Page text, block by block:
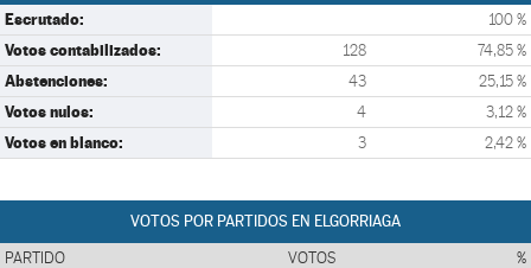
Escrutado: 100 %
Votos contabilizados: 128 74,85 %
Abstenciones: 43 25,15 %
Votos nulos: 4 3,12 %
Votos en blanco: 3 2,42 %
VOTOS POR PARTIDOS EN ELGORRIAGA
PARTIDO VOTOS %